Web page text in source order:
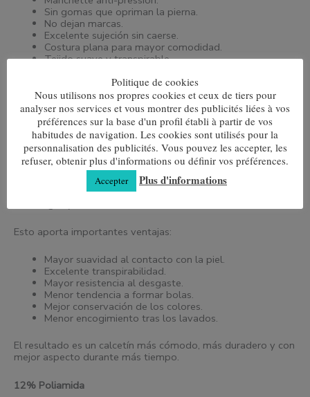
Sin gomas que opriman la pierna.
No dejan marcas.
Excelente sujeción sin caerse.
Costura plana para mayor comodidad.
Tejido suave y transpirable.
Fabricados para mantener su forma lavado tras
lavado.
Composición
85% Algodón Peinado
El algodón peinado es una versión premium del algodón
tradicional. Durante su fabricación se eliminan las fibras más
cortas y las impurezas, conservando únicamente las fibras
Esto aporta importantes ventajas:
Mayor suavidad al contacto con la piel.
Excelente transpirabilidad.
Mayor resistencia al desgaste.
Menor tendencia a formar bolas.
Mejor conservación de los colores.
Menor encogimiento tras los lavados.
El resultado es un calcetín más cómodo, más duradero y con
mejor aspecto durante más tiempo.
12% Poliamida
Politique de cookies
Nous utilisons nos propres cookies et ceux de tiers pour
analyser nos services et vous montrer des publicités liées à vos
préférences sur la base d'un profil établi à partir de vos
habitudes de navigation. Les cookies sont utilisés pour la
personnalisation des publicités. Vous pouvez les accepter, les
refuser, obtenir plus d'informations ou définir vos préférences.
Accepter Plus d'informations